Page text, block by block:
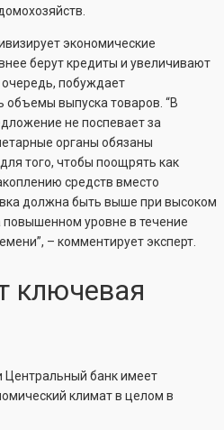
экономические
берут кредиты и увеличивают
побуждает
объемы выпуска товаров. “В
не поспевает за
органы обязаны
того, чтобы поощрять как
средств вместо
должна быть выше при высоком
повышенном уровне в течение
– комментирует эксперт.
ключевая
банк имеет
климат в целом в